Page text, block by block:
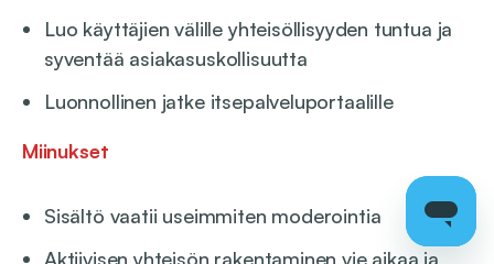
Luo käyttäjien välille yhteisöllisyyden tuntua ja
syventää asiakasuskollisuutta
Luonnollinen jatke itsepalveluportaalille
Miinukset
Sisältö vaatii useimmiten moderointia
Aktiivisen yhteisön rakentaminen vie aikaa ja